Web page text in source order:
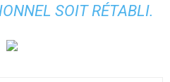
SOIT RÉTABLI.